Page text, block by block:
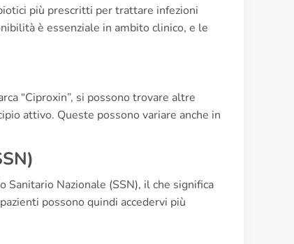
più prescritti per trattare infezioni
è essenziale in ambito clinico, e le
“Ciproxin”, si possono trovare altre
attivo. Queste possono variare anche in
Sanitario Nazionale (SSN), il che significa
possono quindi accedervi più